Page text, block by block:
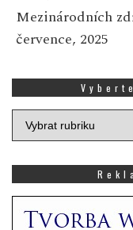
Mezinárodních
července, 2025
Vyberte
si,
zajímá